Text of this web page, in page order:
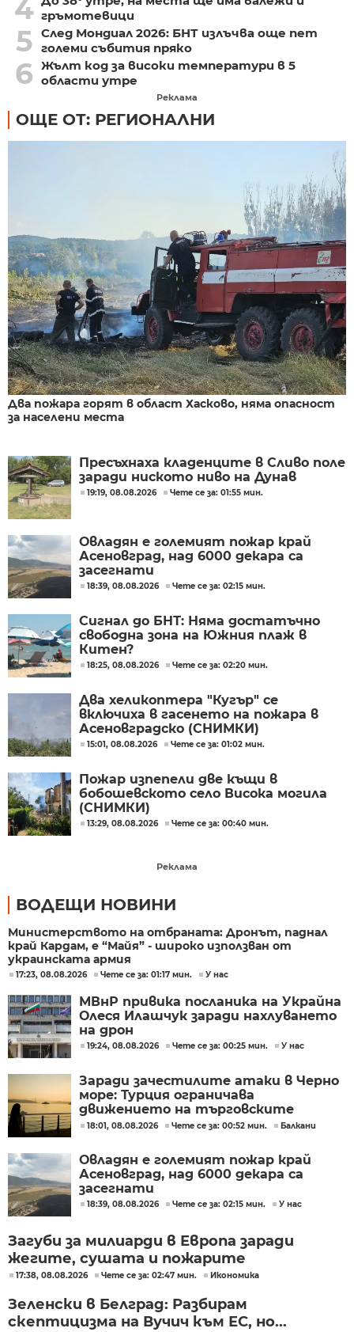
4 гръмотевици
5 След Мондиал 2026: БНТ излъчва още пет
големи събития пряко
6 Жълт код за високи температури в 5
области утре
Реклама
ОЩЕ ОТ: РЕГИОНАЛНИ
Два пожара горят в област Хасково, няма опасност
за населени места
Пресъхнаха кладенците в Сливо поле
заради ниското ниво на Дунав
19:19, 08.08.2026 Чете се за: 01:55 мин.
Овладян е големият пожар край
Асеновград, над 6000 декара са
засегнати
18:39, 08.08.2026 Чете се за: 02:15 мин.
Сигнал до БНТ: Няма достатъчно
свободна зона на Южния плаж в
Китен?
18:25, 08.08.2026 Чете се за: 02:20 мин.
Два хеликоптера "Кугър" се
включиха в гасенето на пожара в
Асеновградско (СНИМКИ)
15:01, 08.08.2026 Чете се за: 01:02 мин.
Пожар изпепели две къщи в
бобошевското село Висока могила
(СНИМКИ)
13:29, 08.08.2026 Чете се за: 00:40 мин.
Реклама
ВОДЕЩИ НОВИНИ
Министерството на отбраната: Дронът, паднал
край Кардам, е “Майя” - широко използван от
украинската армия
17:23, 08.08.2026 Чете се за: 01:17 мин. У нас
МВнР привика посланика на Украйна
Олеся Илашчук заради нахлуването
на дрон
19:24, 08.08.2026 Чете се за: 00:25 мин. У нас
Заради зачестилите атаки в Черно
море: Турция ограничава
движението на търговските
кораби
18:01, 08.08.2026 Чете се за: 00:52 мин. Балкани
Овладян е големият пожар край
Асеновград, над 6000 декара са
засегнати
18:39, 08.08.2026 Чете се за: 02:15 мин. У нас
Загуби за милиарди в Европа заради
жегите, сушата и пожарите
17:38, 08.08.2026 Чете се за: 02:47 мин. Икономика
Зеленски в Белград: Разбирам
скептицизма на Вучич към ЕС, но...